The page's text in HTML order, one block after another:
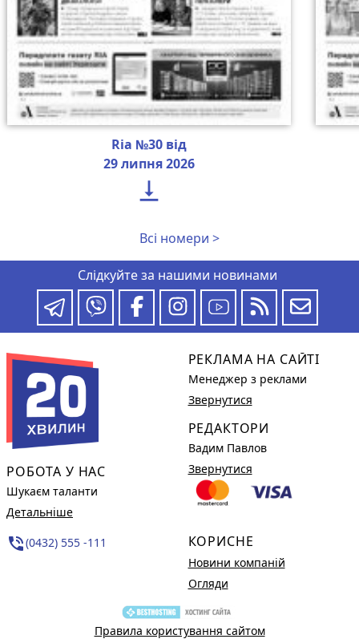
Ria №30 від
29 липня 2026

Всі номери >
Слідкуйте за нашими новинами
РОБОТА У НАС
Шукаєм таланти
Детальніше
phone_in_talk(0432) 555 -111
РЕКЛАМА НА САЙТІ
Менеджер з реклами
Звернутися
РЕДАКТОРИ
Вадим Павлов
Звернутися
КОРИСНЕ
Новини компаній
Огляди
Правила користування сайтом